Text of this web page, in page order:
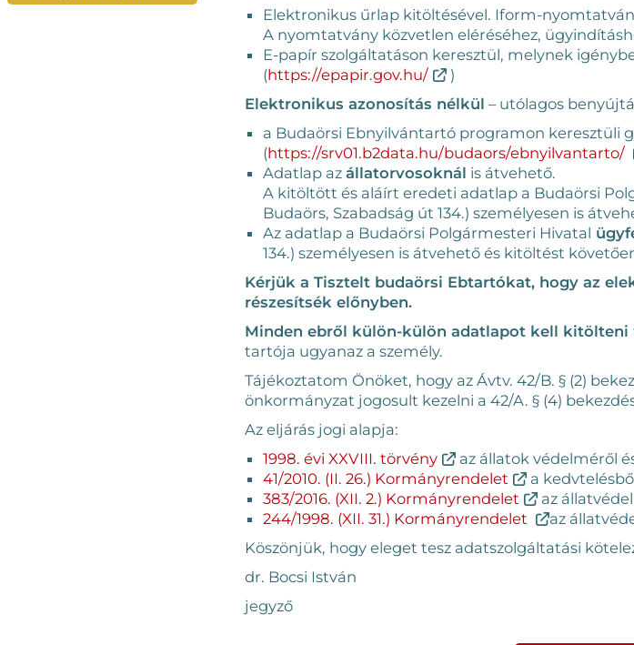
Elektronikus űrlap kitöltésével. Iform-
A nyomtatvány közvetlen eléréséhez,
E-papír szolgáltatáson keresztül, melynek
(https://epapir.gov.hu/
)
Elektronikus azonosítás nélkül – utólagos
a Budaörsi Ebnyilvántartó programon keresztüli
(https://srv01.b2data.hu/budaors/ebnyilvantarto/
Adatlap az állatorvosoknál is átvehető.
A kitöltött és aláírt eredeti adatlap a Budaörsi
Budaörs, Szabadság út 134.) személyesen is
Az adatlap a Budaörsi Polgármesteri Hivatal
134.) személyesen is átvehető és kitöltést
Kérjük a Tisztelt budaörsi Ebtartókat, hogy az
részesítsék előnyben.
Minden ebről külön-külön adatlapot kell kitölteni
tartója ugyanaz a személy.
Tájékoztatom Önöket, hogy az Ávtv. 42/B. § (2)
önkormányzat jogosult kezelni a 42/A. § (4)
Az eljárás jogi alapja:
1998. évi XXVIII. törvény
az állatok védelméről
41/2010. (II. 26.) Kormányrendelet
a
383/2016. (XII. 2.) Kormányrendelet
az
244/1998. (XII. 31.) Kormányrendelet
az
Köszönjük, hogy eleget tesz adatszolgáltatási
dr. Bocsi István
jegyző